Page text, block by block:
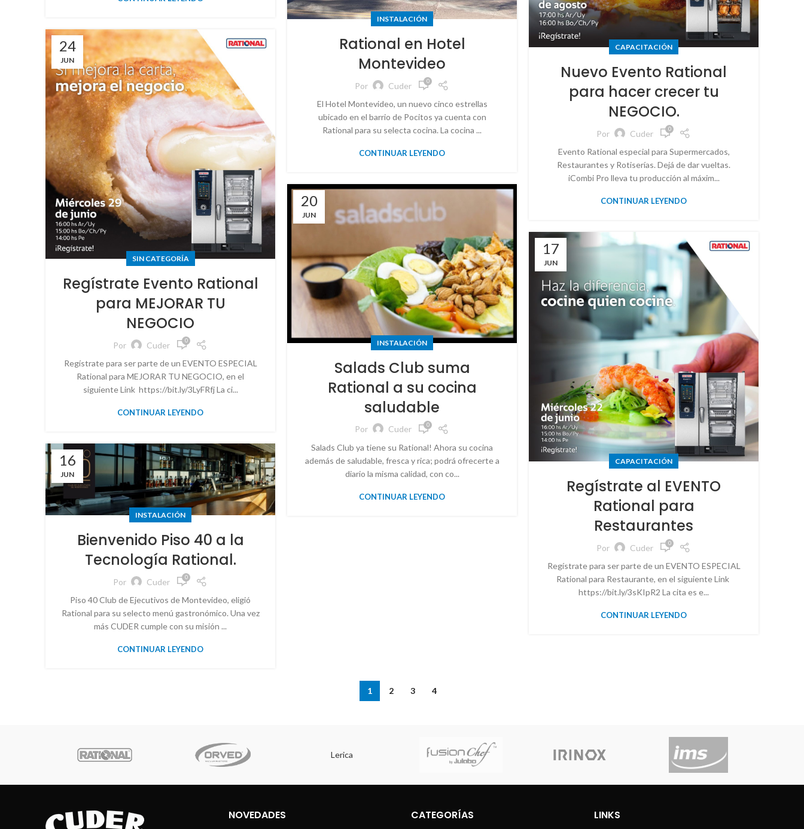
INSTALACIÓN
Rational en Hotel
Montevideo
Por Cuder 0
El Hotel Montevideo, un nuevo cinco estrellas
ubicado en el barrio de Pocitos ya cuenta con
Rational para su selecta cocina. La cocina ...
CONTINUAR LEYENDO
CAPACITACIÓN
Nuevo Evento Rational
para hacer crecer tu
NEGOCIO.
Por Cuder 0
Evento Rational especial para Supermercados,
Restaurantes y Rotiserías. Dejá de dar vueltas.
iCombi Pro lleva tu producción al máxim...
CONTINUAR LEYENDO
24
JUN
SIN CATEGORÍA
Regístrate Evento Rational
para MEJORAR TU
NEGOCIO
Por Cuder 0
Regístrate para ser parte de un EVENTO ESPECIAL
Rational para MEJORAR TU NEGOCIO, en el
siguiente Link https://bit.ly/3LyFRfj La ci...
CONTINUAR LEYENDO
20
JUN
INSTALACIÓN
Salads Club suma
Rational a su cocina
saludable
Por Cuder 0
Salads Club ya tiene su Rational! Ahora su cocina
además de saludable, fresca y rica; podrá ofrecerte a
diario la misma calidad, con co...
CONTINUAR LEYENDO
17
JUN
CAPACITACIÓN
Regístrate al EVENTO
Rational para
Restaurantes
Por Cuder 0
Regístrate para ser parte de un EVENTO ESPECIAL
Rational para Restaurante, en el siguiente Link
https://bit.ly/3sKIpR2 La cita es e...
CONTINUAR LEYENDO
16
JUN
INSTALACIÓN
Bienvenido Piso 40 a la
Tecnología Rational.
Por Cuder 0
Piso 40 Club de Ejecutivos de Montevideo, eligió
Rational para su selecto menú gastronómico. Una vez
más CUDER cumple con su misión ...
CONTINUAR LEYENDO
1 2 3 4
NOVEDADES CATEGORÍAS LINKS